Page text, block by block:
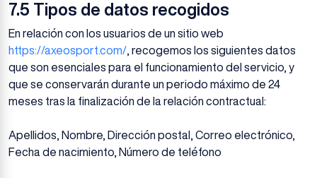
7.5 Tipos de datos recogidos
En relación con los usuarios de un sitio web
https://axeosport.com/ , recogemos los siguientes datos
que son esenciales para el funcionamiento del servicio, y
que se conservarán durante un periodo máximo de 24
meses tras la finalización de la relación contractual:
Apellidos, Nombre, Dirección postal, Correo electrónico,
Fecha de nacimiento, Número de teléfono